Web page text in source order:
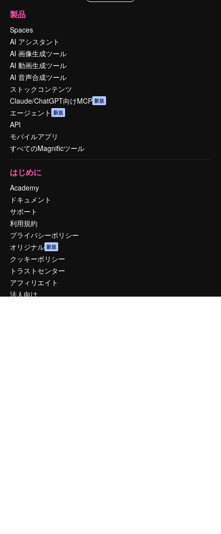
製品
Spaces
AI アシスタント
AI 画像生成ツール
AI 動画生成ツール
AI 音声合成ツール
ストックコンテンツ
Claude/ChatGPT向けMCP 新規
エージェント 新規
API
モバイルアプリ
すべてのMagnificツール
はじめに
Academy
ドキュメント
サポート
利用規約
プライバシーポリシー
オリジナル 新規
クッキーポリシー
トラストセンター
アフィリエイト
法人向け